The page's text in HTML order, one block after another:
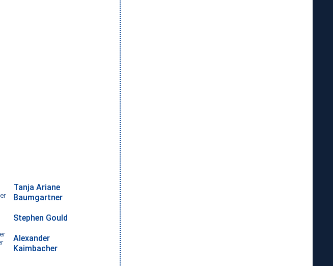
Tanja Ariane
Baumgartner
Stephen Gould
Alexander
Kaimbacher